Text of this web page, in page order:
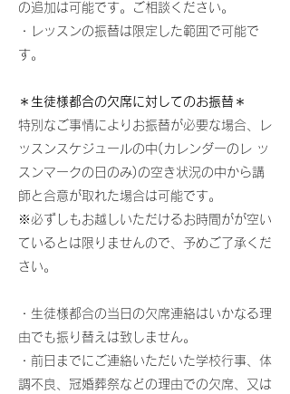
の追加は可能です。ご相談ください。
・レッスンの振替は限定した範囲で可能で
す。​
＊生徒様都合の欠席に対してのお振替＊
​特別なご事情によりお振替が必要な場合、レ
ッスンスケジュールの中(カレンダーのレ ッ
スンマークの日のみ)の空き状況の中から講
師と合意が取れた場合は可能です。​
※必ずしもお越しいただけるお時間がが空い
ているとは限りませんので、予めご了承くだ
さい。
・生徒様都合の当日の欠席連絡はいかなる理
由でも振り替えは致しません。
・前日までにご連絡いただいた学校行事、体
調不良、冠婚葬祭などの理由での欠席、又は